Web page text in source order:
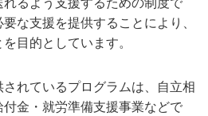
な支援を提供することにより、
目的としています。
れているプログラムは、自立相
金・就労準備支援事業などで